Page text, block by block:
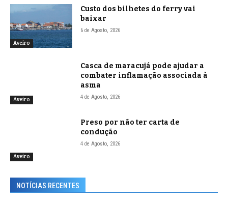
Aveiro
Custo dos bilhetes do ferry vai
baixar
6 de Agosto, 2026
Aveiro
Casca de maracujá pode ajudar a
combater inflamação associada à
asma
4 de Agosto, 2026
Aveiro
Preso por não ter carta de
condução
4 de Agosto, 2026
NOTÍCIAS RECENTES